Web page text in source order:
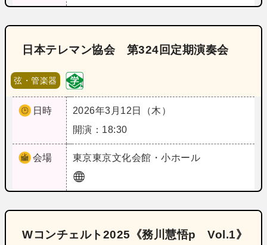
日本テレマン協会 第324回定期演奏会
弦・管楽器
日時
2026年3月12日（木）
開演：18:30
会場 東京東京文化会館・小ホール
Wコンチェルト2025《務川慧悟p Vol.1》